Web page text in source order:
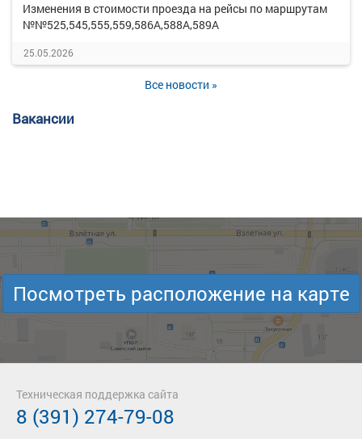
Изменения в стоимости проезда на рейсы по маршрутам
№№525,545,555,559,586А,588А,589А
25.05.2026
Все новости »
Вакансии
Посмотреть расположение на карте
Техническая поддержка сайта
8 (391) 274-79-08